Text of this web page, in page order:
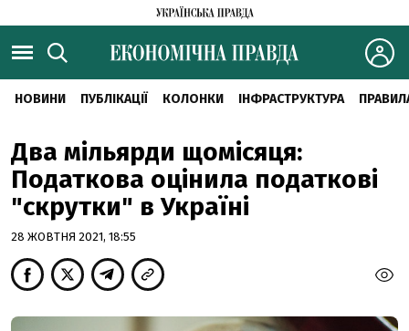
НОВИНИ ПУБЛІКАЦІЇ КОЛОНКИ ІНФРАСТРУКТУРА
Два мільярди щомісяця:
Податкова оцінила податкові
"скрутки" в Україні
28 ЖОВТНЯ 2021, 18:55